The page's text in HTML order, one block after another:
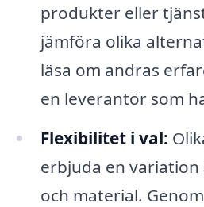
produkter eller
jämföra olika
läsa om andras
en leverantör som
Flexibilitet i val:
erbjuda en variation
och material.